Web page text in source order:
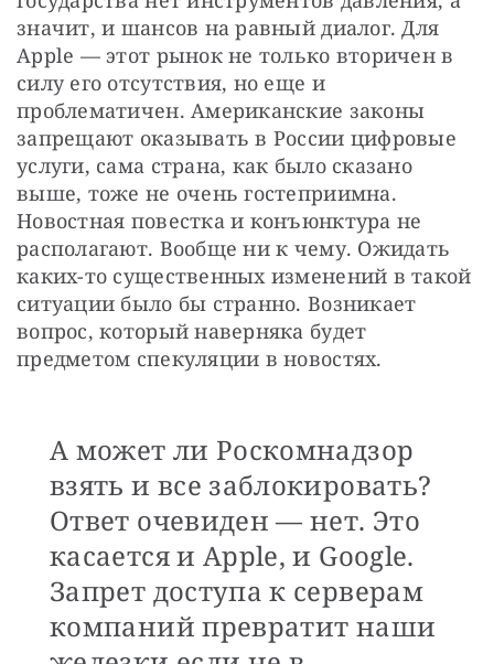
значит, и шансов на равный диалог. Для
Apple — этот рынок не только вторичен в
силу его отсутствия, но еще и
проблематичен. Американские законы
запрещают оказывать в России цифровые
услуги, сама страна, как было сказано
выше, тоже не очень гостеприимна.
Новостная повестка и конъюнктура не
располагают. Вообще ни к чему. Ожидать
каких-то существенных изменений в такой
ситуации было бы странно. Возникает
вопрос, который наверняка будет
предметом спекуляции в новостях.
А может ли Роскомнадзор
взять и все заблокировать?
Ответ очевиден — нет. Это
касается и Apple, и Google.
Запрет доступа к серверам
компаний превратит наши